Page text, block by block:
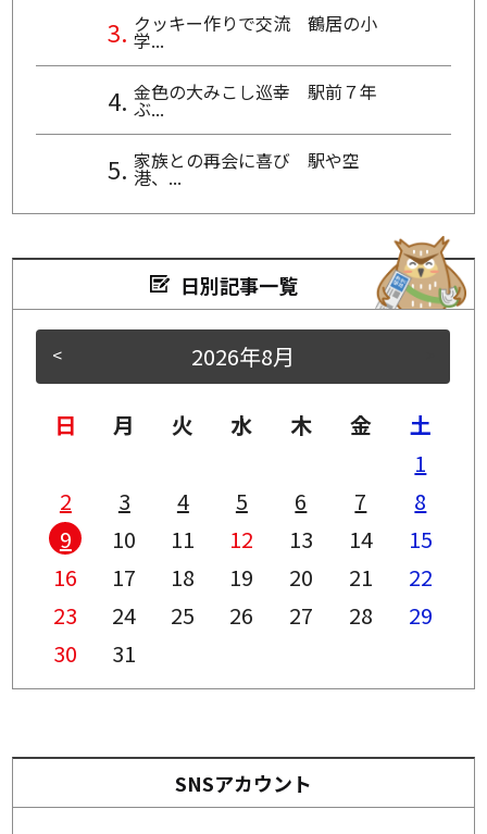
クッキー作りで交流 鶴居の小
学...
金色の大みこし巡幸 駅前７年
ぶ...
家族との再会に喜び 駅や空
港、...
日別記事一覧
< 2026年8月
日 月 火 水 木 金
土
1
2
3 4 5 6 7
8
9
10 11 12 13 14
15
16
17 18 19 20 21
22
23
24 25 26 27 28
29
30
31
SNSアカウント